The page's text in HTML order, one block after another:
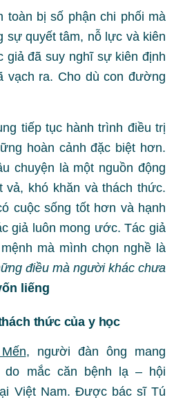
toàn bị số phận chi phối mà
sự quyết tâm, nỗ lực và kiên
giả đã suy nghĩ sự kiên định
vạch ra. Cho dù con đường
tiếp tục hành trình điều trị
hoàn cảnh đặc biệt hơn.
chuyện là một nguồn động
vả, khó khăn và thách thức.
cuộc sống tốt hơn và hạnh
giả luôn mong ước. Tác giả
mà mình chọn nghề là
điều mà người khác chưa
liếng
thức của y học
, người đàn ông mang
do mắc căn bệnh lạ – hội
Việt Nam. Được bác sĩ Tú